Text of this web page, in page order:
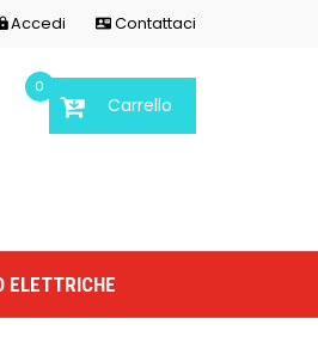
Accedi  Contattaci
Carrello
0
ELETTRICHE